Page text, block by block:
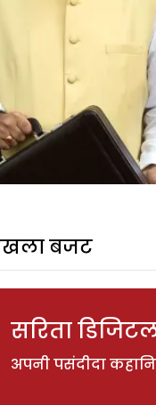
बजट
सरिता
अपनी पसंदीदा